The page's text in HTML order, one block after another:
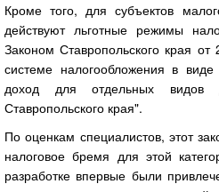
Кроме того, для субъектов
действуют льготные режимы
Законом Ставропольского края
системе налогообложения в
доход для отдельных видов
Ставропольского края".
По оценкам специалистов, этот
налоговое бремя для этой
разработке впервые были